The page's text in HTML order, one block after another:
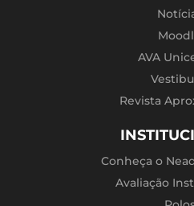
AVA
Revista
Conheça o
Avaliação